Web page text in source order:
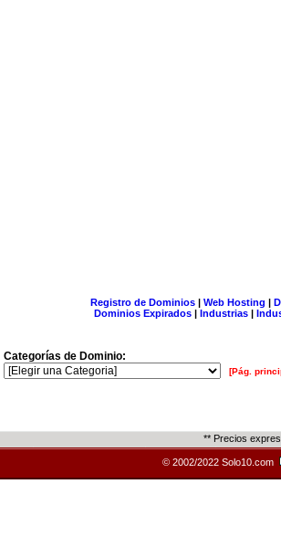
Registro de Dominios| Web Hosting |
Dominios Expirados | Industrias |
Categorías de Dominio:
[Pág.
** Precios
© 2002/2022 Solo10.com